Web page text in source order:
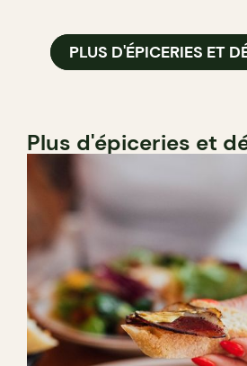
PLUS D'ÉPICERIES ET
Plus d'épiceries et